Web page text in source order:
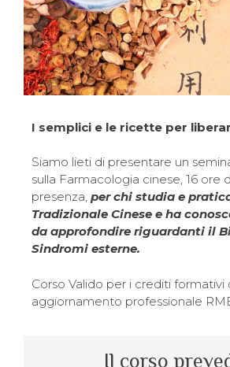
I semplici e le ricette per
Siamo lieti di presentare un
sulla Farmacologia cinese, 16 ore
presenza, per chi studia e
Tradizionale Cinese e ha
da approfondire riguardanti il
Sindromi esterne.
Corso Valido per i crediti formativi
aggiornamento professionale
Il corso